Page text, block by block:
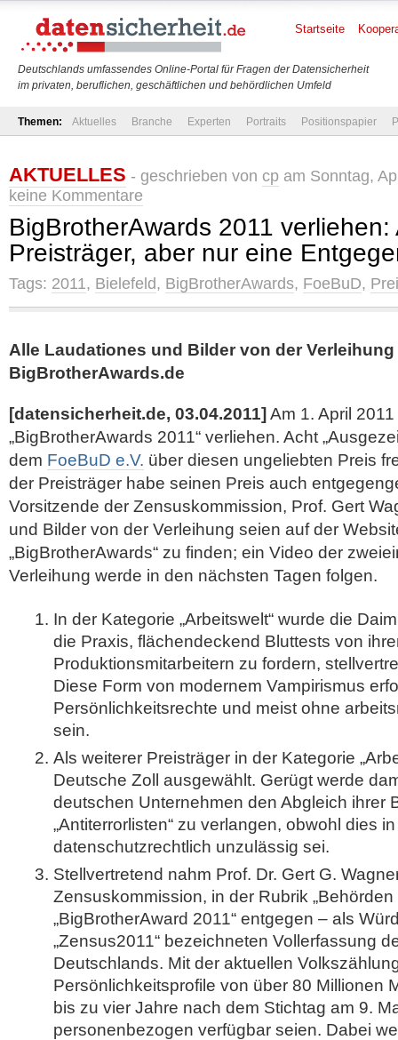
Deutschlands umfassendes Online-Portal für Fragen der Datensicherheit
im privaten, beruflichen, geschäftlichen und behördlichen Umfeld
Startseite
Themen: Aktuelles Branche Experten Portraits Positionspapier
AKTUELLES - geschrieben von cp am Sonntag,
keine Kommentare
BigBrotherAwards 2011 verliehen:
Preisträger, aber nur eine
Tags: 2011, Bielefeld, BigBrotherAwards, FoeBuD,
Alle Laudationes und Bilder von der
BigBrotherAwards.de
[datensicherheit.de, 03.04.2011] Am 1. April
„BigBrotherAwards 2011“ verliehen. Acht
dem FoeBuD e.V. über diesen ungeliebten Preis
der Preisträger habe seinen Preis auch
Vorsitzende der Zensuskommission, Prof. Gert
und Bilder von der Verleihung seien auf der
„BigBrotherAwards“ zu finden; ein Video der
Verleihung werde in den nächsten Tagen folgen.
In der Kategorie „Arbeitswelt“ wurde die
die Praxis, flächendeckend Bluttests von
Produktionsmitarbeitern zu fordern,
Diese Form von modernem Vampirismus
Persönlichkeitsrechte und meist ohne
sein.
Als weiterer Preisträger in der Kategorie
Deutsche Zoll ausgewählt. Gerügt werde
deutschen Unternehmen den Abgleich ihrer
„Antiterrorlisten“ zu verlangen, obwohl dies
datenschutzrechtlich unzulässig sei.
Stellvertretend nahm Prof. Dr. Gert G.
Zensuskommission, in der Rubrik
„BigBrotherAward 2011“ entgegen – als
„Zensus2011“ bezeichneten Vollerfassung
Deutschlands. Mit der aktuellen
Persönlichkeitsprofile von über 80 Millionen
bis zu vier Jahre nach dem Stichtag am 9.
personenbezogen verfügbar seien. Dabei